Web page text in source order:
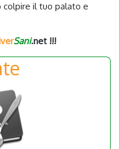
il tuo palato e
Sani.net !!!